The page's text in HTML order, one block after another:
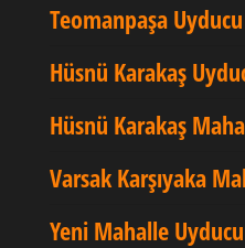
Teomanpaşa Uyducu
Hüsnü Karakaş
Hüsnü Karakaş
Varsak Karşıyaka
Yeni Mahalle Uyducu